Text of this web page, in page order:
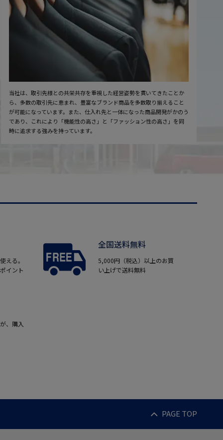
当社は、取引先様との共栄共存を重視した経営姿勢を貫いてきたことか
ら、多数の取引先に恵まれ、豊富なブランド商品を多数取り揃えること
が可能になっています。また、仕入れ先と一体になった商品開発がかのう
であり、これにより「機能性の高さ」と「ファッション性の高さ」を同
時に追求する強みを持っています。
える。
イント
全国送料無料
5,000円（税込）以上のお買
い上げで送料無料
、購入
PAGE TOP